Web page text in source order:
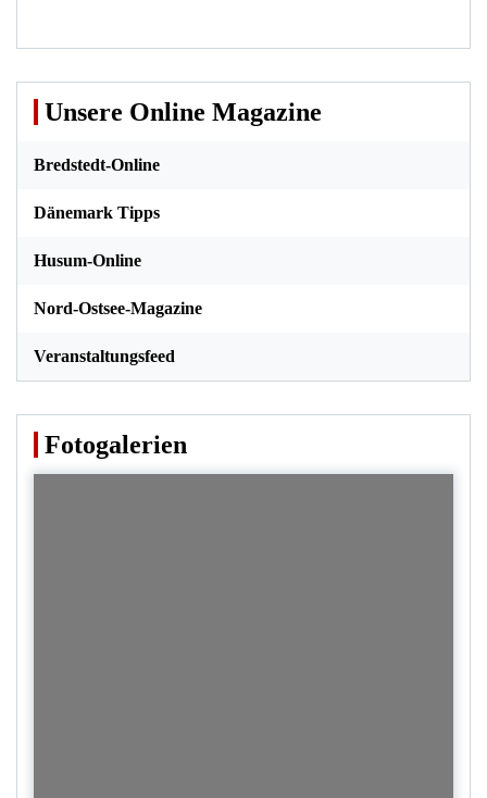
Unsere Online Magazine
Bredstedt-Online
Dänemark Tipps
Husum-Online
Nord-Ostsee-Magazine
Veranstaltungsfeed
Fotogalerien